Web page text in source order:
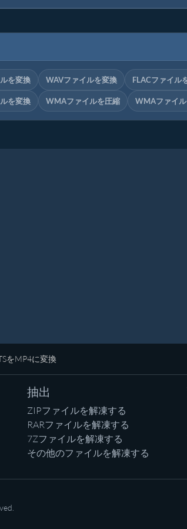
を変換 WAVファイルを変換 FLACファイル
を変換 WMAファイルを圧縮 WMAファイ
をMP4に変換
抽出
ZIPファイルを解凍する
RARファイルを解凍する
7Zファイルを解凍する
その他のファイルを解凍する